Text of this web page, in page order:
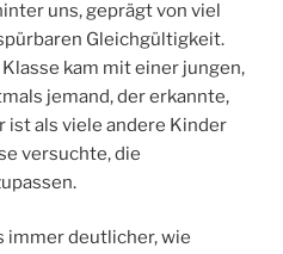
uns, geprägt von viel
Gleichgültigkeit.
kam mit einer jungen,
jemand, der erkannte,
ist als viele andere Kinder
versuchte, die
immer deutlicher, wie